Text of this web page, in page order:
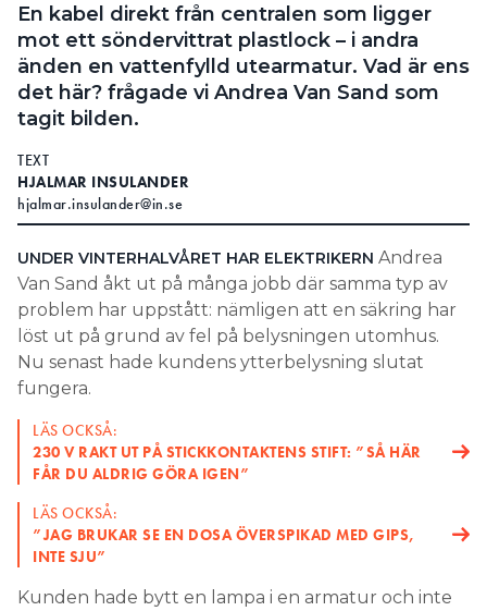
En kabel direkt från centralen som ligger
mot ett söndervittrat plastlock – i andra
änden en vattenfylld utearmatur. Vad är ens
det här? frågade vi Andrea Van Sand som
tagit bilden.
TEXT
HJALMAR INSULANDER
hjalmar.insulander@in.se
UNDER VINTERHALVÅRET HAR ELEKTRIKERN Andrea
Van Sand åkt ut på många jobb där samma typ av
problem har uppstått: nämligen att en säkring har
löst ut på grund av fel på belysningen utomhus.
Nu senast hade kundens ytterbelysning slutat
fungera.
LÄS OCKSÅ:
230 V RAKT UT PÅ STICKKONTAKTENS STIFT: ”SÅ HÄR
FÅR DU ALDRIG GÖRA IGEN”
LÄS OCKSÅ:
”JAG BRUKAR SE EN DOSA ÖVERSPIKAD MED GIPS,
INTE SJU”
Kunden hade bytt en lampa i en armatur och inte